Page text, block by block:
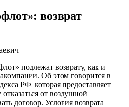
возврат
подлежат возврату, как и
Об этом говорится в
РФ, которая предоставляет
от воздушной
договор. Условия возврата